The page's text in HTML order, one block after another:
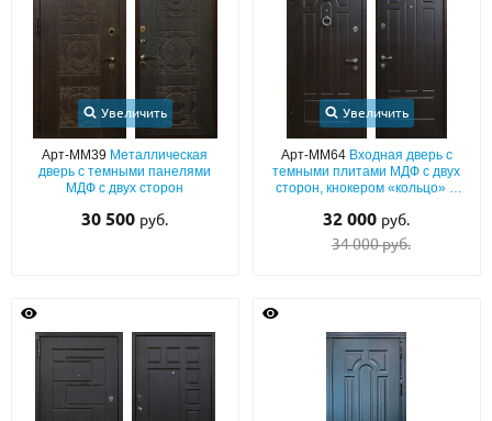
Увеличить
Арт-ММ39 Металлическая
дверь с темными панелями
МДФ с двух сторон
30 500 руб.
Увеличить
Арт-ММ64 Входная дверь с
темными плитами МДФ с двух
сторон, кнокером «кольцо» и
32 000 руб.
34 000 руб.